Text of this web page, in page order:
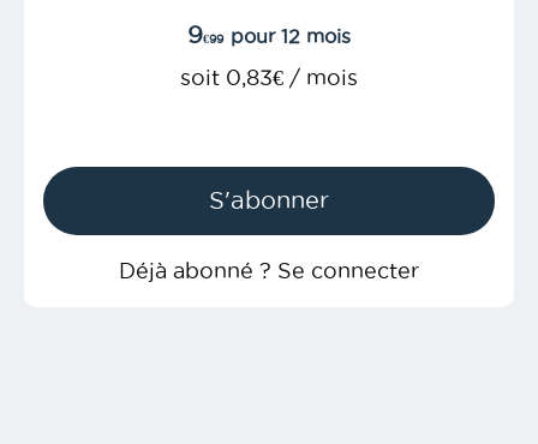
9€99 pour 12 mois
soit 0,83€ / mois
S'abonner
Déjà abonné ? Se connecter